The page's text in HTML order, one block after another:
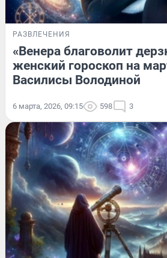
РАЗВЛЕЧЕНИЯ
«Венера благоволит
женский гороскоп на
Василисы Володиной
6 марта, 2026, 09:15 598 3